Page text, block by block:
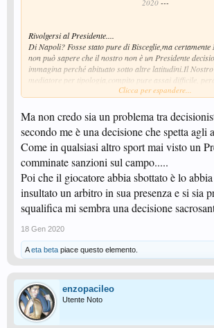
2020---
Rivolgersi al Presidente....
Di Napoli? Fosse stato pure di Bisceglie,ma
non può sapere che il nostro non è un Presidente
immagina perché abituato sotto altre latitudini.Il
mediatore per tipologia,compito pure assai difficile,
un atteggiamento e un "aplomb" neutrale,con tanta e
vari,Comitati o principali A.S.D. Società sportive di
Comunque ci sta pure che un incontro di Coppa Italia
arbitro di livello "non internazionale".Sbagliano pure
ettore
Clicca per espandere...
Ma non credo sia un problema tra
secondo me è una decisione che spetta agli
Come in qualsiasi altro sport mai visto un
comminate sanzioni sul campo.....
Poi che il giocatore abbia sbottato è lo
insultato un arbitro in sua presenza e si sia
squalifica mi sembra una decisione
18 Gen 2020
Aeta beta piace questo elemento.
enzopacileo
Utente Noto